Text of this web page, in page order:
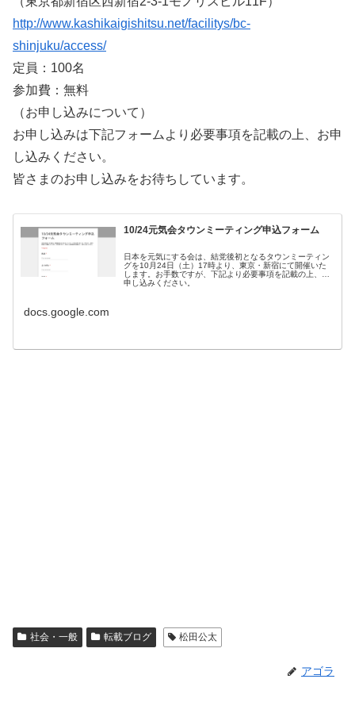
http://www.kashikaigishitsu.net/facilitys/bc-
shinjuku/access/
定員：100名
参加費：無料
（お申し込みについて）
お申し込みは下記フォームより必要事項を記載の上、お申
し込みください。
皆さまのお申し込みをお待ちしています。
10/24元気会タウンミーティング申込フォーム
日本を元気にする会は、結党後初となるタウンミーティン
グを10月24日（土）17時より、東京・新宿にて開催いた
します。お手数ですが、下記より必要事項を記載の上、お
申し込みください。
docs.google.com
社会・一般 転載ブログ 松田公太
アゴラ